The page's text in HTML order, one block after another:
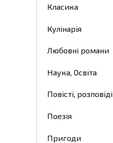
Класика
Кулінарія
Любовні романи
Наука, Освіта
Повісті, розповіді
Поезія
Пригоди